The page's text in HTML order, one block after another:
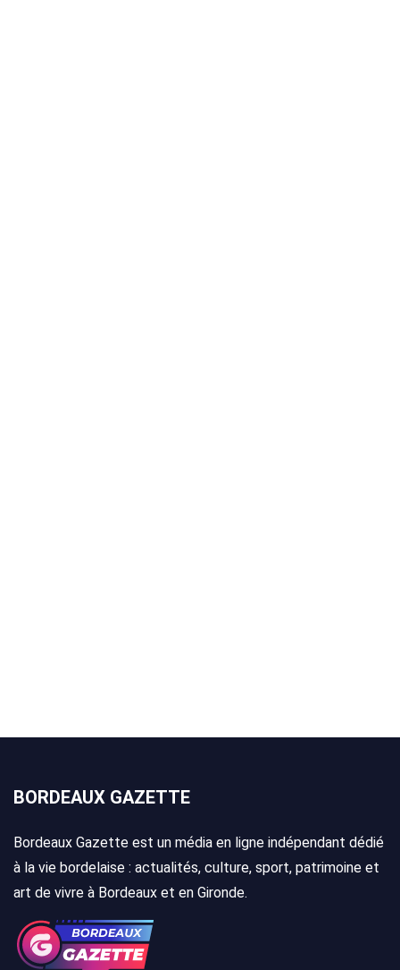
BORDEAUX GAZETTE
Bordeaux Gazette est un média en ligne indépendant dédié
à la vie bordelaise : actualités, culture, sport, patrimoine et
art de vivre à Bordeaux et en Gironde.